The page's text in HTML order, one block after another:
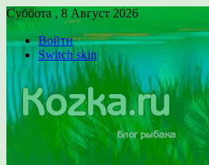
Суббота , 8 Август 2026
Войти
Switch skin